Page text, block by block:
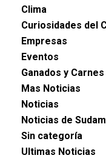
Clima
Curiosidades del
Empresas
Eventos
Ganados y Carnes
Mas Noticias
Noticias
Noticias de
Sin categoría
Ultimas Noticias